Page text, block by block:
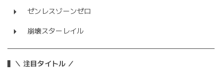
ゼンレスゾーンゼロ
崩壊スターレイル
＼ 注目タイトル ／